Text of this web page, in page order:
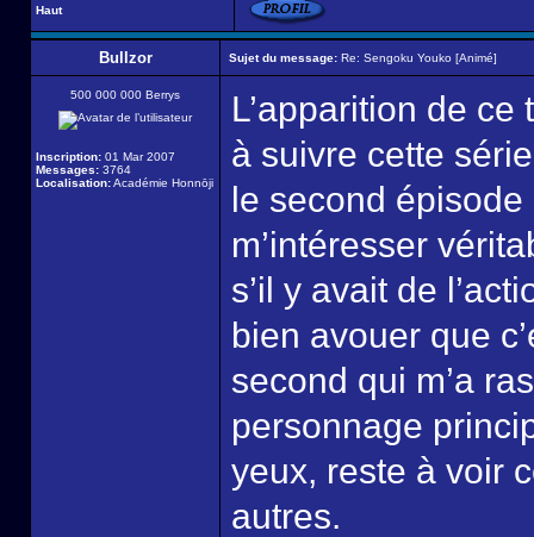
Haut
Bullzor Sujet du message: Re: Sengoku Youko [Animé]
500 000 000 Berrys
Inscription: 01 Mar 2007
Messages: 3764
Localisation:Académie Honnōji
L’apparition de
à suivre cette
le second
m’intéresser
s’il y avait de
bien avouer que
second qui m’a
personnage
yeux, reste à voir
autres.